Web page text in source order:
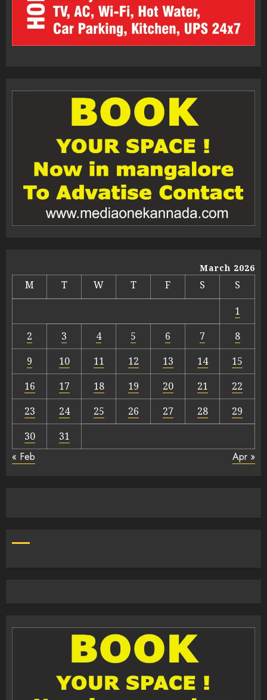
March 2026
M T W T F S
S
1
2
3 4 5 6 7
8
9
10 11 12 13 14
15
16
17 18 19 20 21
22
23
24 25 26 27 28
29
30
31
« Feb Apr »